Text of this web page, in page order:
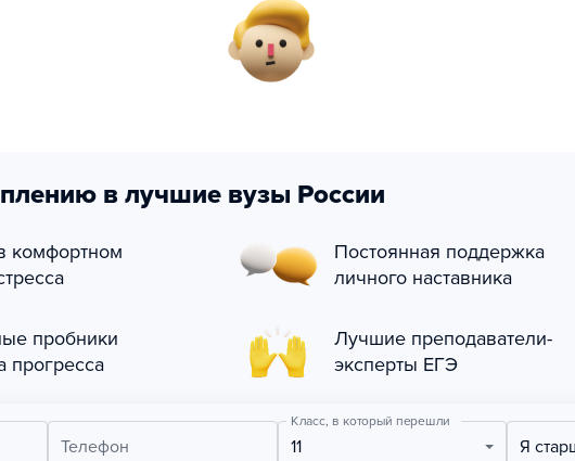
в лучшие вузы России
комфортном
Постоянная поддержка
личного наставника
пробники
прогресса
Лучшие преподаватели-
эксперты ЕГЭ
Телефон
Класс, в который перешли
11 Я